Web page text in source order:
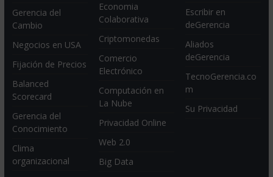
Gerencia del
Cambio
Negocios en USA
Fijación de Precios
Balanced
Scorecard
Gerencia del
Conocimiento
Clima
organizacional
Economia
Colaborativa
Criptomonedas
Comercio
Electrónico
Computación en
La Nube
Privacidad Online
Web 2.0
Big Data
Escribir en
deGerencia
Aliados
deGerencia
TecnoGerencia.co
m
Su Privacidad